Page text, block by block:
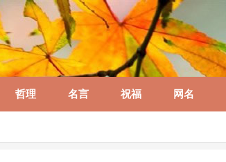
哲理 名言 祝福 网名